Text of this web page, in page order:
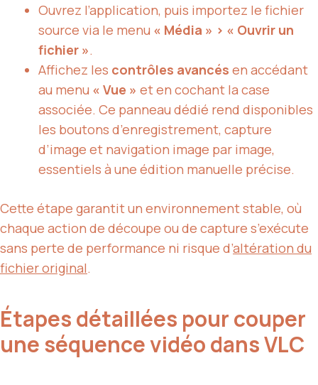
Ouvrez l’application, puis importez le fichier
source via le menu « Média » > « Ouvrir un
fichier ».
Affichez les contrôles avancés en accédant
au menu « Vue » et en cochant la case
associée. Ce panneau dédié rend disponibles
les boutons d’enregistrement, capture
d’image et navigation image par image,
essentiels à une édition manuelle précise.
Cette étape garantit un environnement stable, où
chaque action de découpe ou de capture s’exécute
sans perte de performance ni risque d’altération du
fichier original.
Étapes détaillées pour couper
une séquence vidéo dans VLC